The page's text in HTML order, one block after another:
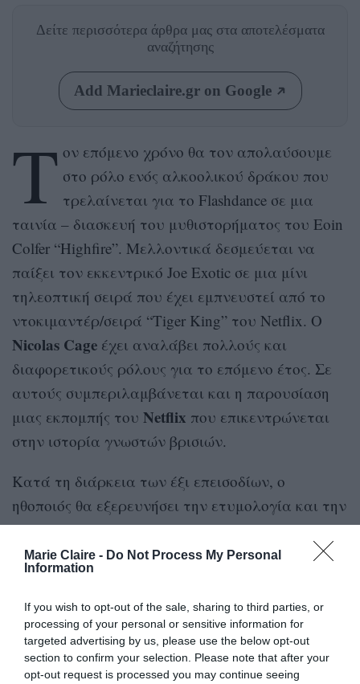
Marie Claire - Do Not Process My Personal
Information
If you wish to opt-out of the sale, sharing to third parties, or
processing of your personal or sensitive information for
targeted advertising by us, please use the below opt-out
section to confirm your selection. Please note that after your
opt-out request is processed you may continue seeing
Δείτε περισσότερα άρθρα μας στα αποτελέσματα
αναζήτησης
Add Marieclaire.gr on Google
Τ ον επόμενο χρόνο θα τον απολαύσουμε
στο ρόλο ενός αλκοολικού δράκου που
τρελαίνεται για το Flashdance σε μια
ταινία – διασκευή του μυθιστορήματος του Eoin
Colfer “Highfire”. Μελλοντικά δεσμεύεται να
παίξει τον εκκεντρικό Joe Exotic σε μια μίνι
τηλεοπτική σειρά που έχει εμπνευστεί από το
ντοκιμαντέρ/σειρά “Tiger King” του Netflix. Ο
Nicolas Cage έχει αναλάβει πολλούς και
διαφορετικούς ρόλους για το επόμενο έτος. Σε
αυτούς συμπεριλαμβάνεται και η παρουσίαση
μιας εκπομπής του Netflix που επικεντρώνεται
στην ιστορία γνωστών βρισιών.
Κατά τη διάρκεια των έξι επεισοδίων, ο
ηθοποιός θα εξερευνήσει την ετυμολογία και την
ιστορική σημασία των πιο γνωστών βρισιών,
όπως “shit” και “fuck”. Ο Cage θα συνομιλεί με
ειδικούς γλωσσολόγους για την ποπ κουλτούρα
και πώς αυτές οι “αμαρτωλές” λέξεις μπήκαν
στο λεξιλόγιό μας. Η εκπομπή θα έχει διάσημους
καλεσμένους, συμπεριλαμβανομένων των
κωμικών Sarah Silverman και Jim Jefferies,